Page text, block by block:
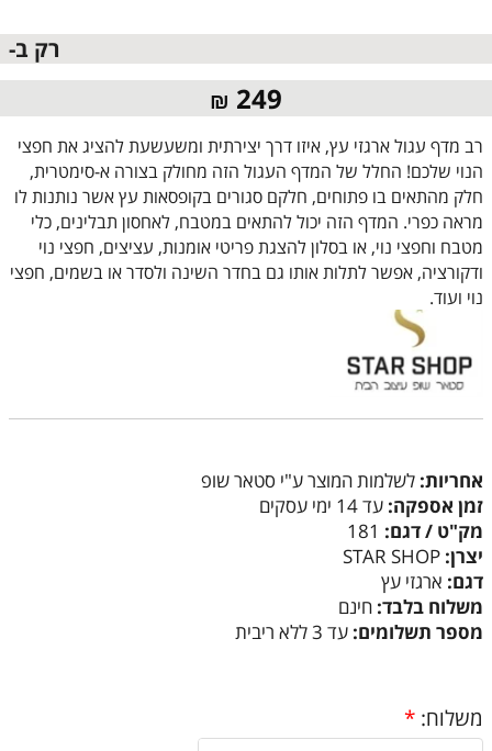
רק ב-
249
₪
רב מדף עגול ארגזי עץ, איזו דרך יצירתית ומשעשעת להציג את חפצי
הנוי שלכם! החלל של המדף העגול הזה מחולק בצורה א-סימטרית,
חלק מהתאים בו פתוחים, חלקם סגורים בקופסאות עץ אשר נותנות לו
מראה כפרי. המדף הזה יכול להתאים במטבח, לאחסון תבלינים, כלי
מטבח וחפצי נוי, או בסלון להצגת פריטי אומנות, עציצים, חפצי נוי
ודקורציה, אפשר לתלות אותו גם בחדר השינה ולסדר או בשמים, חפצי
נוי ועוד.
אחריות: לשלמות המוצר ע"י סטאר שופ
זמן אספקה: עד 14 ימי עסקים
מק"ט / דגם: 181
יצרן: STAR SHOP
דגם: ארגזי עץ
משלוח בלבד: חינם
מספר תשלומים: עד 3 ללא ריבית
משלוח: *